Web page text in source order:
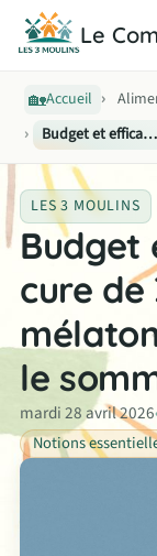
Le
🏡Accueil ›
›
Budget et efficacité d'une cure de 30 jours de mélatonine végétale pour le sommeil léger
LES 3 MOULINS
Budget
cure de
le
mardi 28 avril 2026
Notions